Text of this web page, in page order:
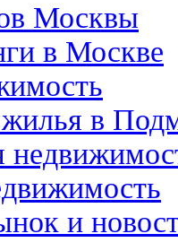
Москвы
в Москве
в
и